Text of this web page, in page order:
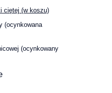
ciętej (w koszu)
(ocynkowana
(ocynkowany